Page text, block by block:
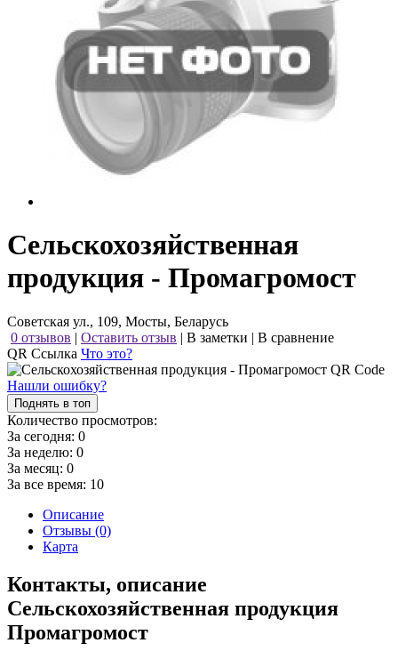
Сельскохозяйственная
продукция - Промагромост
Советская ул., 109, Мосты, Беларусь
0 отзывов | Оставить отзыв | В заметки | В сравнение
QR Ссылка Что это?
Нашли ошибку?
Поднять в топ
Количество просмотров:
За сегодня: 0
За неделю: 0
За месяц: 0
За все время: 10
Описание
Отзывы (0)
Карта
Контакты, описание
Сельскохозяйственная продукция
Промагромост